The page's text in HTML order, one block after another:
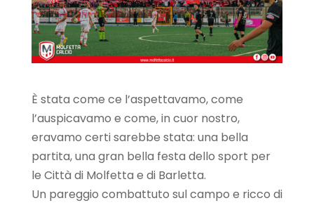
È stata come ce l’aspettavamo, come
l’auspicavamo e come, in cuor nostro,
eravamo certi sarebbe stata: una bella
partita, una gran bella festa dello sport per
le Città di Molfetta e di Barletta.
Un pareggio combattuto sul campo e ricco di